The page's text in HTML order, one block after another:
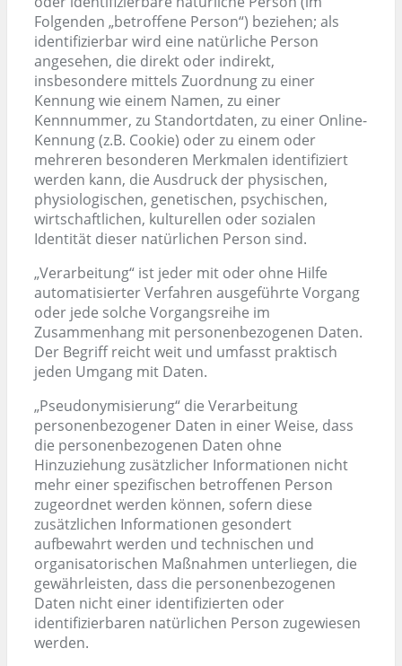
Folgenden „betroffene Person“) beziehen; als
identifizierbar wird eine natürliche Person
angesehen, die direkt oder indirekt,
insbesondere mittels Zuordnung zu einer
Kennung wie einem Namen, zu einer
Kennnummer, zu Standortdaten, zu einer Online-
Kennung (z.B. Cookie) oder zu einem oder
mehreren besonderen Merkmalen identifiziert
werden kann, die Ausdruck der physischen,
physiologischen, genetischen, psychischen,
wirtschaftlichen, kulturellen oder sozialen
Identität dieser natürlichen Person sind.
„Verarbeitung“ ist jeder mit oder ohne Hilfe
automatisierter Verfahren ausgeführte Vorgang
oder jede solche Vorgangsreihe im
Zusammenhang mit personenbezogenen Daten.
Der Begriff reicht weit und umfasst praktisch
jeden Umgang mit Daten.
„Pseudonymisierung“ die Verarbeitung
personenbezogener Daten in einer Weise, dass
die personenbezogenen Daten ohne
Hinzuziehung zusätzlicher Informationen nicht
mehr einer spezifischen betroffenen Person
zugeordnet werden können, sofern diese
zusätzlichen Informationen gesondert
aufbewahrt werden und technischen und
organisatorischen Maßnahmen unterliegen, die
gewährleisten, dass die personenbezogenen
Daten nicht einer identifizierten oder
identifizierbaren natürlichen Person zugewiesen
werden.